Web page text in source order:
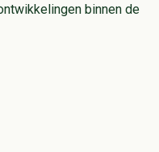
binnen de